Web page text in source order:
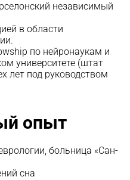
независимый
в области
по нейронаукам и
университете (штат
лет под руководством
опыт
больница «Сан-
сна